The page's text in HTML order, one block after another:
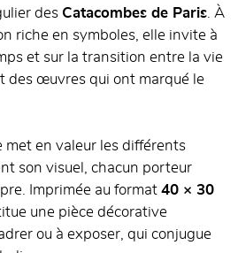
des Catacombes de Paris. À
riche en symboles, elle invite à
et sur la transition entre la vie
des œuvres qui ont marqué le
met en valeur les différents
son visuel, chacun porteur
Imprimée au format 40 × 30
une pièce décorative
ou à exposer, qui conjugue